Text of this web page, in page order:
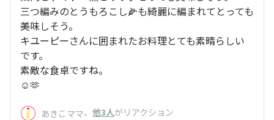
三つ編みのとうもろこし🌽も綺麗に編まれてとっても
美味しそう。
キユーピーさんに囲まれたお料理とても素晴らしい
です。
素敵な食卓ですね。
☺️🫶
あきこママ、 他3人がリアクション